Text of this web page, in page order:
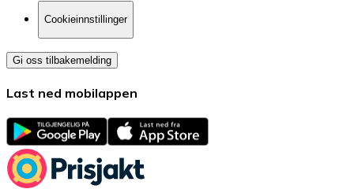
Cookieinnstillinger
Gi oss tilbakemelding
Last ned mobilappen